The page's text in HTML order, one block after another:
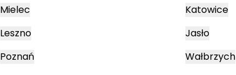
Mielec
Leszno
Poznań
Katowice
Jasło
Wałbrzych